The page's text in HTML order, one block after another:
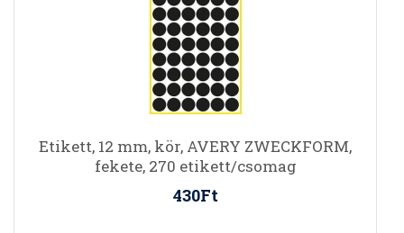
Etikett, 12 mm, kör, AVERY ZWECKFORM,
fekete, 270 etikett/csomag
430Ft